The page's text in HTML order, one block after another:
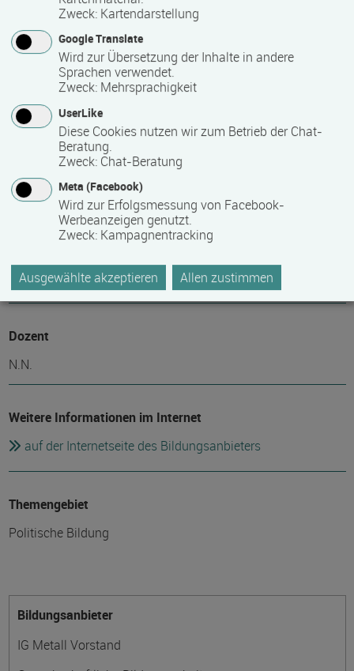
Teilnahmegebühr
auf Anfrage
(wird nicht durch das Bildungsfreistellungsgesetz erstattet)
Hinweis des Datenbankbetreibers: Bitte erfragen Sie beim
Anbieter eventuell auftretende Nebenkosten!
Bildungsfreistellung (Bildungsurlaub)
Dozent
N.N.
Weitere Informationen im Internet
auf der Internetseite des Bildungsanbieters
Themengebiet
Politische Bildung
Bildungsanbieter
IG Metall Vorstand
Zweck: Kartendarstellung
Google Translate
Wird zur Übersetzung der Inhalte in andere
Sprachen verwendet.
Zweck: Mehrsprachigkeit
UserLike
Diese Cookies nutzen wir zum Betrieb der Chat-
Beratung.
Zweck: Chat-Beratung
Meta (Facebook)
Wird zur Erfolgsmessung von Facebook-
Werbeanzeigen genutzt.
Zweck: Kampagnentracking
Ausgewählte akzeptieren Allen zustimmen